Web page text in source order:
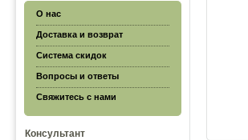
О нас
Доставка и возврат
Система скидок
Вопросы и ответы
Свяжитесь с нами
Консультант